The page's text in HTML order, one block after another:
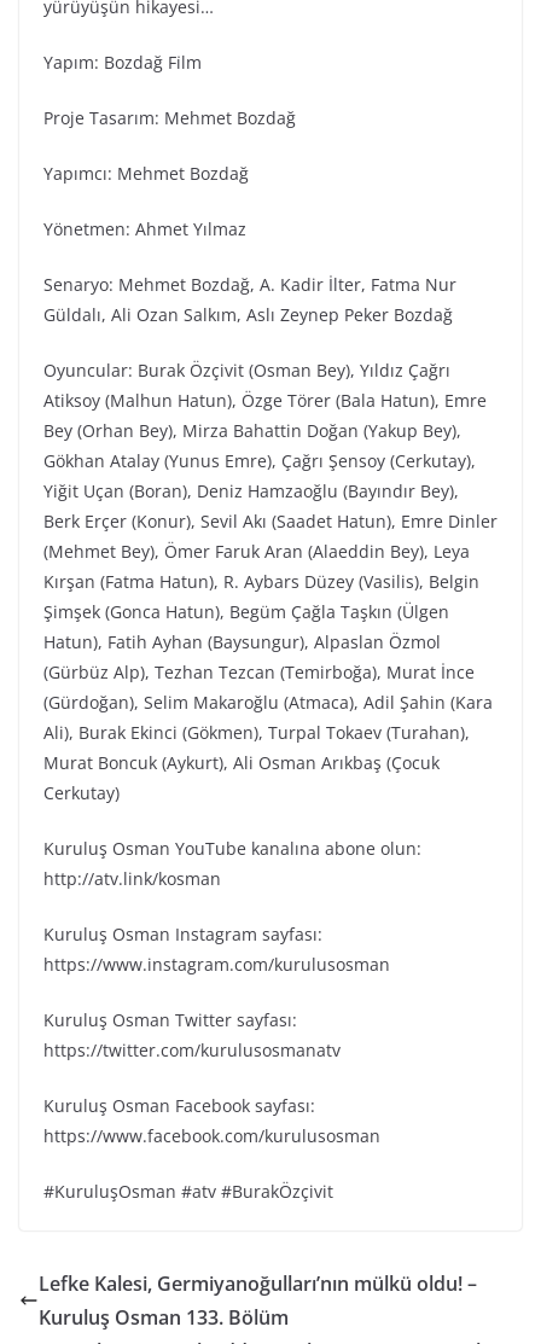
yürüyüşün hikayesi…
Yapım: Bozdağ Fi̇lm
Proje Tasarım: Mehmet Bozdağ
Yapımcı: Mehmet Bozdağ
Yönetmen: Ahmet Yılmaz
Senaryo: Mehmet Bozdağ, A. Kadir İlter, Fatma Nur
Güldalı, Ali Ozan Salkım, Aslı Zeynep Peker Bozdağ
Oyuncular: Burak Özçivit (Osman Bey), Yıldız Çağrı
Atiksoy (Malhun Hatun), Özge Törer (Bala Hatun), Emre
Bey (Orhan Bey), Mirza Bahattin Doğan (Yakup Bey),
Gökhan Atalay (Yunus Emre), Çağrı Şensoy (Cerkutay),
Yiğit Uçan (Boran), Deniz Hamzaoğlu (Bayındır Bey),
Berk Erçer (Konur), Sevil Akı (Saadet Hatun), Emre Dinler
(Mehmet Bey), Ömer Faruk Aran (Alaeddin Bey), Leya
Kırşan (Fatma Hatun), R. Aybars Düzey (Vasilis), Belgin
Şimşek (Gonca Hatun), Begüm Çağla Taşkın (Ülgen
Hatun), Fatih Ayhan (Baysungur), Alpaslan Özmol
(Gürbüz Alp), Tezhan Tezcan (Temirboğa), Murat İnce
(Gürdoğan), Selim Makaroğlu (Atmaca), Adil Şahin (Kara
Ali), Burak Ekinci (Gökmen), Turpal Tokaev (Turahan),
Murat Boncuk (Aykurt), Ali Osman Arıkbaş (Çocuk
Cerkutay)
Kuruluş Osman YouTube kanalına abone olun:
http://atv.link/kosman
Kuruluş Osman Instagram sayfası:
https://www.instagram.com/kurulusosman
Kuruluş Osman Twitter sayfası:
https://twitter.com/kurulusosmanatv
Kuruluş Osman Facebook sayfası:
https://www.facebook.com/kurulusosman
#KuruluşOsman #atv #BurakÖzçivit
Lefke Kalesi, Germiyanoğulları’nın mülkü oldu! –
Kuruluş Osman 133. Bölüm